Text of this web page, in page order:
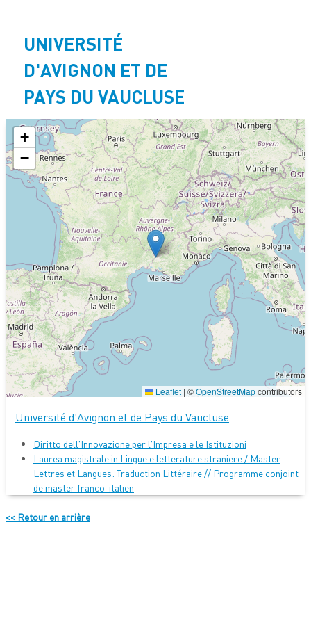
contenuUNIVERSITÉ
D'AVIGNON ET DE
PAYS DU VAUCLUSE
+
−
Leaflet | ©OpenStreetMapcontributors
Université d'Avignon et de Pays du Vaucluse
Diritto dell'Innovazione per l'Impresa e le Istituzioni
Laurea magistrale in Lingue e letterature straniere / Master
Lettres et Langues: Traduction Littéraire // Programme conjoint
de master franco-italien
<< Retour en arrière